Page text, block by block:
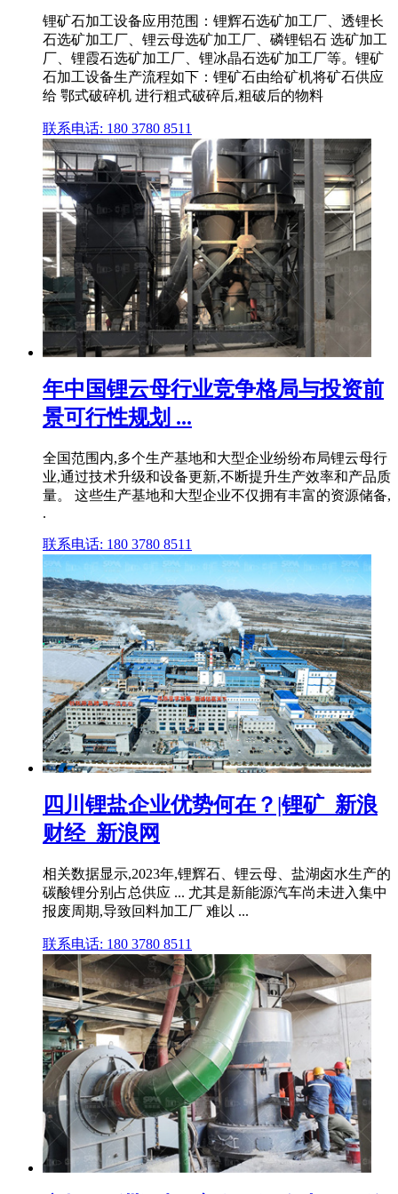
锂矿石加工设备应用范围：锂辉石选矿加工厂、透锂长
石选矿加工厂、锂云母选矿加工厂、磷锂铝石 选矿加工
厂、锂霞石选矿加工厂、锂冰晶石选矿加工厂等。锂矿
石加工设备生产流程如下：锂矿石由给矿机将矿石供应
给 鄂式破碎机 进行粗式破碎后,粗破后的物料
联系电话: 180 3780 8511
年中国锂云母行业竞争格局与投资前
景可行性规划 ...
全国范围内,多个生产基地和大型企业纷纷布局锂云母行
业,通过技术升级和设备更新,不断提升生产效率和产品质
量。 这些生产基地和大型企业不仅拥有丰富的资源储备,
.
联系电话: 180 3780 8511
四川锂盐企业优势何在？|锂矿_新浪
财经_新浪网
相关数据显示,2023年,锂辉石、锂云母、盐湖卤水生产的
碳酸锂分别占总供应 ... 尤其是新能源汽车尚未进入集中
报废周期,导致回料加工厂 难以 ...
联系电话: 180 3780 8511